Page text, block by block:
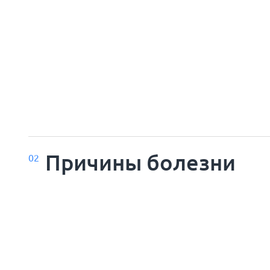
02 Причины болезни